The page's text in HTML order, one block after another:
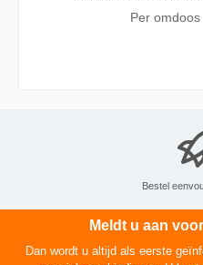
pastelkleuren. Een
Per omdoos
Bestel
Meldt u aan
Dan wordt u altijd als eerste